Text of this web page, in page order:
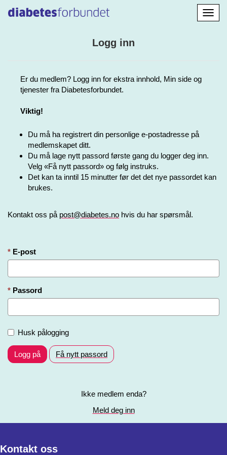
Logg inn
Er du medlem? Logg inn for ekstra innhold, Min side og
tjenester fra Diabetesforbundet.
Viktig!
Du må ha registrert din personlige e-postadresse på
medlemskapet ditt.
Du må lage nytt passord første gang du logger deg inn.
Velg «Få nytt passord» og følg instruks.
Det kan ta inntil 15 minutter før det det nye passordet kan
brukes.
Kontakt oss på post@diabetes.no hvis du har spørsmål.
E-post
Passord
Husk pålogging
Logg på Få nytt passord
Ikke medlem enda?
Meld deg inn
Kontakt oss